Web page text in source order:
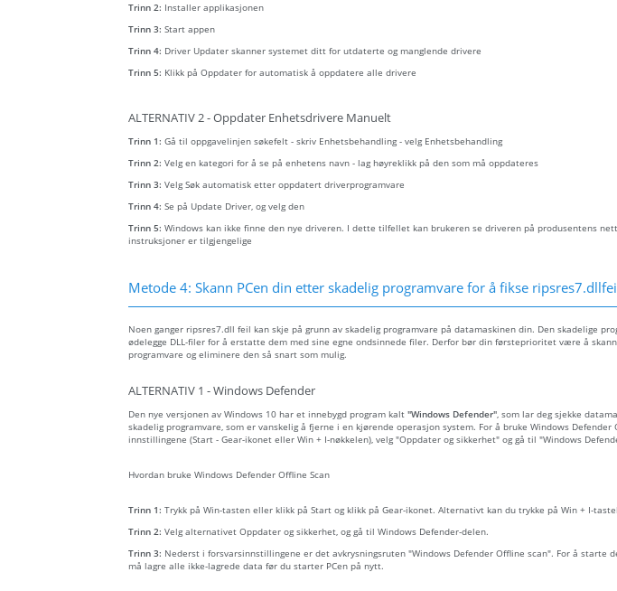
Trinn 2: Installer applikasjonen
Trinn 3: Start appen
Trinn 4: Driver Updater skanner systemet ditt for utdaterte og manglende drivere
Trinn 5: Klikk på Oppdater for automatisk å oppdatere alle drivere
ALTERNATIV 2 - Oppdater Enhetsdrivere Manuelt
Trinn 1: Gå til oppgavelinjen søkefelt - skriv Enhetsbehandling - velg Enhetsbehandling
Trinn 2: Velg en kategori for å se på enhetens navn - lag høyreklikk på den som må oppdateres
Trinn 3: Velg Søk automatisk etter oppdatert driverprogramvare
Trinn 4: Se på Update Driver, og velg den
Trinn 5: Windows kan ikke finne den nye driveren. I dette tilfellet kan brukeren se driveren på produsentens
instruksjoner er tilgjengelige
Metode 4: Skann PCen din etter skadelig programvare for å fikse
Noen ganger ripsres7.dll feil kan skje på grunn av skadelig programvare på datamaskinen din. Den skadelige
ødelegge DLL-filer for å erstatte dem med sine egne ondsinnede filer. Derfor bør din førsteprioritet være å
programvare og eliminere den så snart som mulig.
ALTERNATIV 1 - Windows Defender
Den nye versjonen av Windows 10 har et innebygd program kalt "Windows Defender", som lar deg sjekke
skadelig programvare, som er vanskelig å fjerne i en kjørende operasjon system. For å bruke Windows Defender
innstillingene (Start - Gear-ikonet eller Win + I-nøkkelen), velg "Oppdater og sikkerhet" og gå til "Windows
Hvordan bruke Windows Defender Offline Scan
Trinn 1: Trykk på Win-tasten eller klikk på Start og klikk på Gear-ikonet. Alternativt kan du trykke på Win + I-
Trinn 2: Velg alternativet Oppdater og sikkerhet, og gå til Windows Defender-delen.
Trinn 3: Nederst i forsvarsinnstillingene er det avkrysningsruten "Windows Defender Offline scan". For å starte
må lagre alle ikke-lagrede data før du starter PCen på nytt.